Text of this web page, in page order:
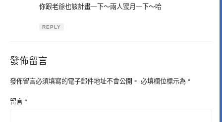
你跟老爺也該計畫一下～兩人蜜月一下～哈
REPLY
發佈留言
發佈留言必須填寫的電子郵件地址不會公開。 必填欄位標示為 *
留言 *